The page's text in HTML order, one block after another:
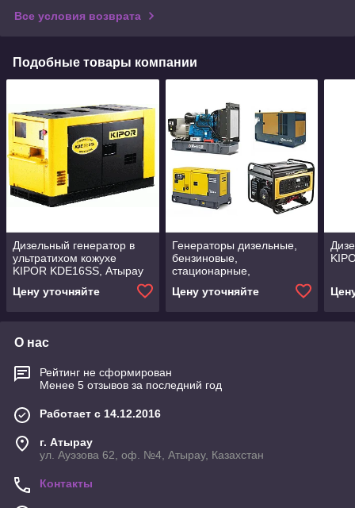
Все условия возврата
Подобные товары компании
Дизельный генератор в
ультратихом кожухе
KIPOR KDE16SS, Атырау
Цену уточняйте
Генераторы дизельные,
бензиновые,
стационарные,
Цену уточняйте
О нас
Рейтинг не сформирован
Менее 5 отзывов за последний год
Работает с 14.12.2016
г. Атырау
ул. Ауэзова 62, оф. №4, Атырау, Казахстан
Контакты